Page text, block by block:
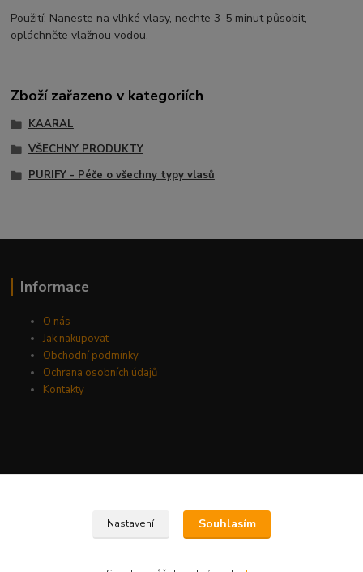
Použití: Naneste na vlhké vlasy, nechte 3-5 minut působit,
opláchněte vlažnou vodou.
Zboží zařazeno v kategoriích
KAARAL
VŠECHNY PRODUKTY
PURIFY - Péče o všechny typy vlasů
Informace
O nás
Jak nakupovat
Obchodní podmínky
Ochrana osobních údajů
Kontakty
Nastavení Souhlasím